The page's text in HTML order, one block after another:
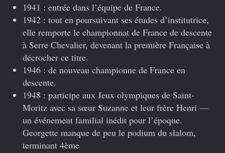
1941 : entrée dans l’équipe de France.
1942 : tout en poursuivant ses études d’institutrice,
elle remporte le championnat de France de descente
à Serre Chevalier, devenant la première Française à
décrocher ce titre.
1946 : de nouveau championne de France en
descente.
1948 : participe aux Jeux olympiques de Saint-
Moritz avec sa sœur Suzanne et leur frère Henri —
un événement familial inédit pour l’époque.
Georgette manque de peu le podium du slalom,
terminant 4ème